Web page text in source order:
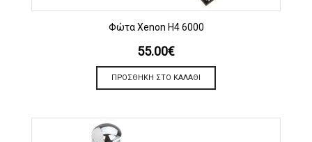
Φώτα Xenon H4 6000
55.00€
ΠΡΟΣΘΉΚΗ ΣΤΟ ΚΑΛΆΘΙ